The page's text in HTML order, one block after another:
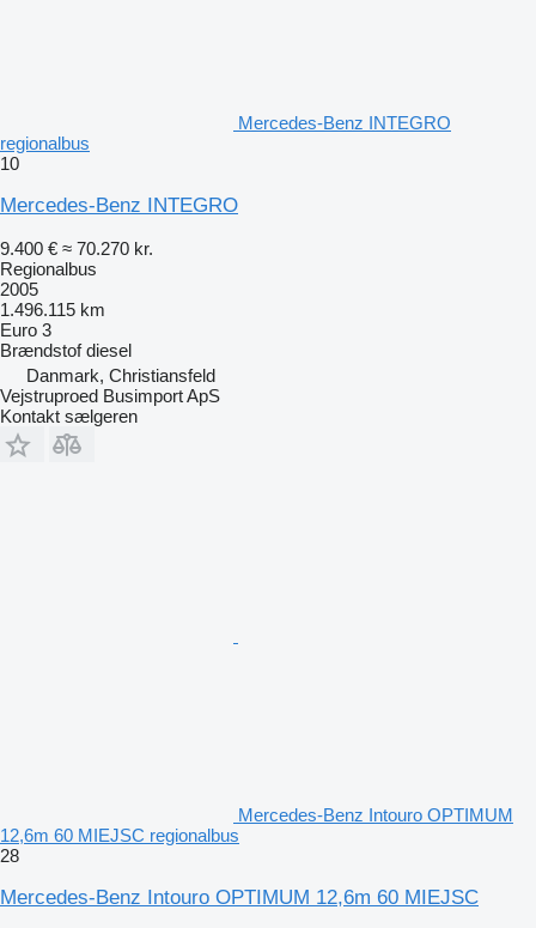
Mercedes-Benz INTEGRO
regionalbus
10
Mercedes-Benz INTEGRO
9.400 € ≈ 70.270 kr.
Regionalbus
2005
1.496.115 km
Euro 3
Brændstof diesel
Danmark, Christiansfeld
Vejstruproed Busimport ApS
Kontakt sælgeren
Mercedes-Benz Intouro OPTIMUM
12,6m 60 MIEJSC regionalbus
28
Mercedes-Benz Intouro OPTIMUM 12,6m 60 MIEJSC